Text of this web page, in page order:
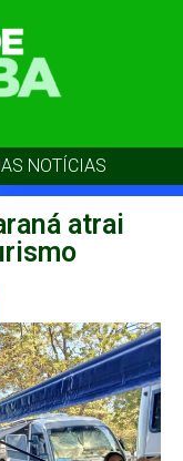
NOTÍCIAS
atrai